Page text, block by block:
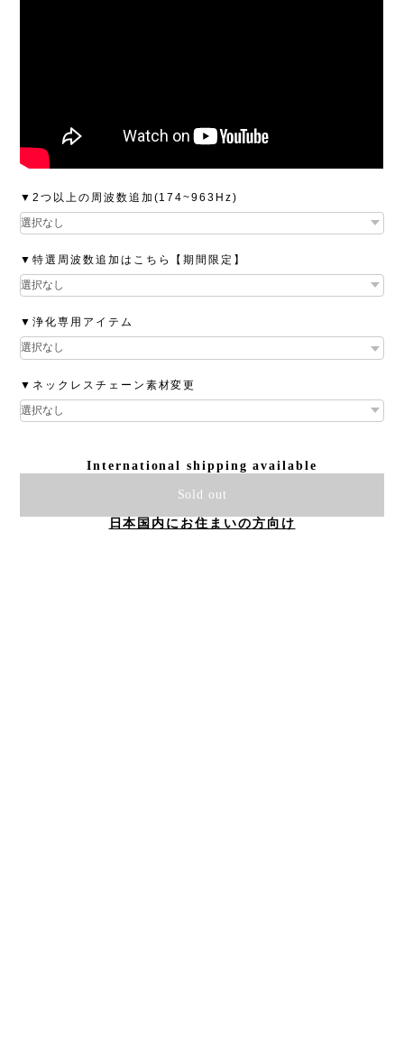
▼2つ以上の周波数追加(174~963Hz)
▼特選周波数追加はこちら【期間限定】
▼浄化専用アイテム
▼ネックレスチェーン素材変更
International shipping available
Sold out
日本国内にお住まいの方向け